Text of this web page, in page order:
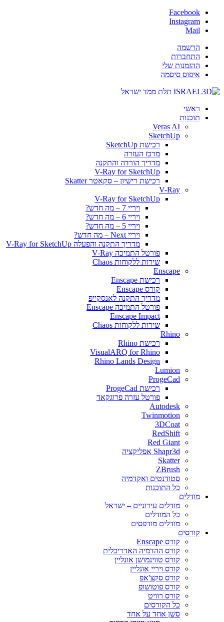
Facebook
Instagram
Mail
הרשמה
התחברות
ההזמנות שלי
איפוס סיסמה
ראשי
תוכנות
Veras AI
SketchUp
רכישת SketchUp
מרכז העזרה
מדריך הורדה והתקנה
V-Ray for SketchUp
רכישת רישיון – סקאטר Skatter
V-Ray
V-Ray for SketchUp
ויריי 7 – מה חדש?
ויריי 6 – מה חדש?
ויריי 5 – מה חדש?
ויריי Next – מה חדש?
מדריך התקנה והפעלה V-Ray for SketchUp
פורטל התמיכה V-Ray
שירות ללקוחות Chaos
Enscape
רכישת Enscape
קורס Enscape
מדריך התקנה לאנסקייפ
פורטל התמיכה Enscape
Enscape Impact
שירות ללקוחות Chaos
Rhino
רכישת Rhino
VisualARQ for Rhino
Rhino Lands Design
Lumion
ProgeCad
רכישת ProgeCad
פורטל עזרה פרוגקאד
Autodesk
Twinmotion
3DCoat
RedShift
Red Giant
Shapr3d אפליקציה
Skatter
ZBrush
סטודנטים ואקדמיה
כל התוכנות
מודלים
מודלים עירוניים – ישראל
כל המודלים
מודלים מודפסים
קורסים
קורס Enscape
קורס ההדמיה האדריכלית
קורס טווינמושן אונליין
קורס ויריי אונליין
קורס סקצ'אפ
קורס פוטושופ
קורס רוויט
כל הקורסים
סשן אחד על אחד